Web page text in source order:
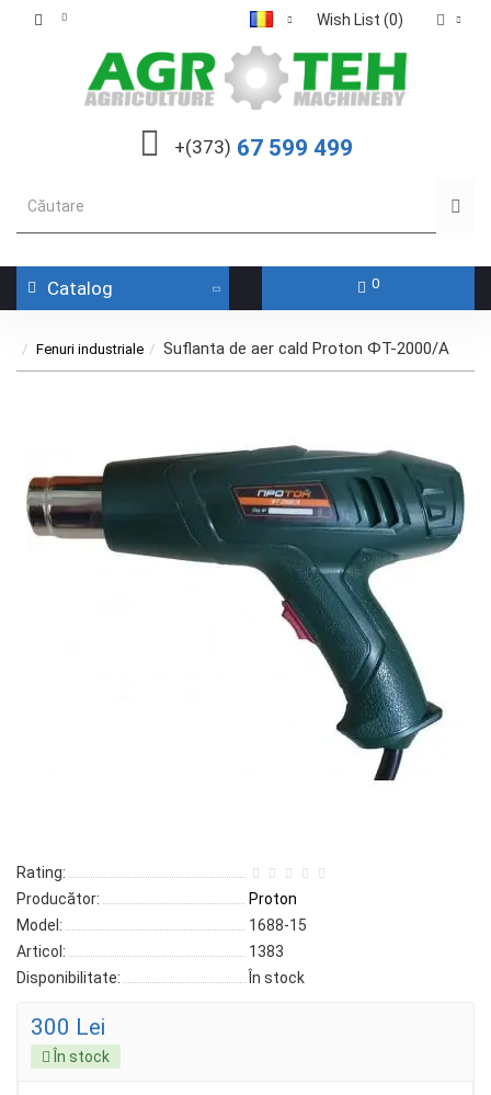
Wish List (0)
+(373) 67 599 499
Catalog 0
Fenuri industriale Suflanta de aer cald Proton ФТ-2000/А
Rating:
Producător:
Proton
Model:
1688-15
Articol:
1383
Disponibilitate:
În stock
300 Lei
În stock